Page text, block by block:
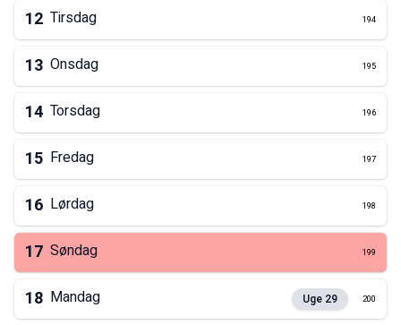
12 Tirsdag 194
13 Onsdag 195
14 Torsdag 196
15 Fredag 197
16 Lørdag 198
17 Søndag 199
18 Mandag Uge 29 200